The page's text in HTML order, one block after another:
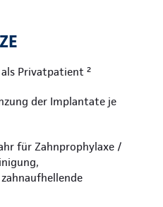
Privatpatient ²
der Implantate je
für Zahnprophylaxe /